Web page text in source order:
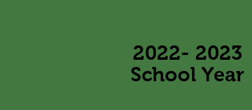
​2022- 2023
School Year